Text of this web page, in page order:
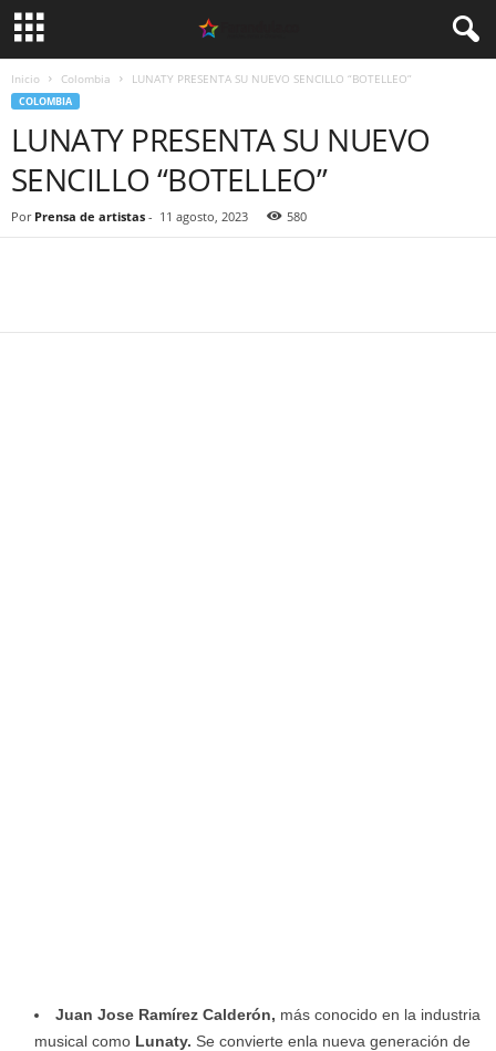
Inicio Colombia LUNATY PRESENTA SU NUEVO SENCILLO “BOTELLEO”
COLOMBIA
LUNATY PRESENTA SU NUEVO
SENCILLO “BOTELLEO”
Por Prensa de artistas - 11 agosto, 2023 580
Juan Jose Ramírez Calderón, más conocido en la industria
musical como Lunaty. Se convierte enla nueva generación de